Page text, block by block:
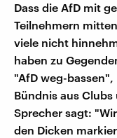
Dass die AfD mit
Teilnehmern
viele nicht
haben zu
"AfD weg-
Bündnis aus
Sprecher sagt:
den Dicken